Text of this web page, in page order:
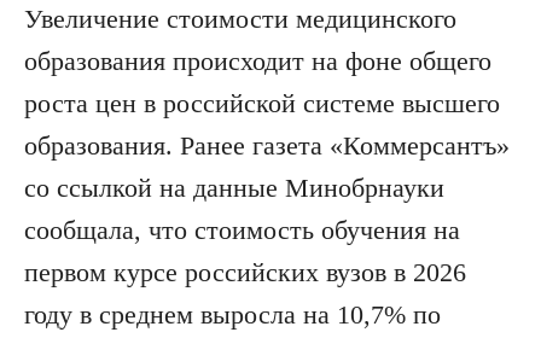
Увеличение стоимости медицинского
образования происходит на фоне общего
роста цен в российской системе высшего
образования. Ранее газета «Коммерсантъ»
со ссылкой на данные Минобрнауки
сообщала, что стоимость обучения на
первом курсе российских вузов в 2026
году в среднем выросла на 10,7% по